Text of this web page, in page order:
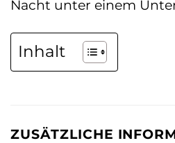
Nacht unter einem
Inhalt
ZUSÄTZLICHE